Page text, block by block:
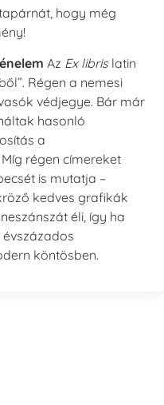
hogy még
Az Ex libris latin
Régen a nemesi
védjegye. Bár már
hasonló
a
régen címereket
is mutatja –
kedves grafikák
éli, így ha
köntösben.